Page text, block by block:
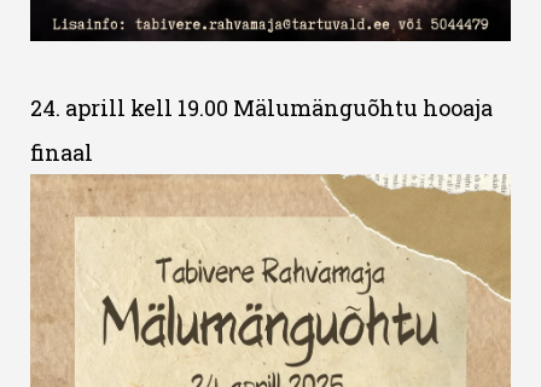
24. aprill kell 19.00 Mälumänguõhtu hooaja
finaal